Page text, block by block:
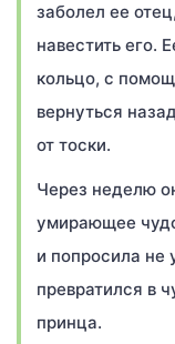
заболел ее
навестить его.
кольцо, с
вернуться
от тоски.
Через неделю
умирающее
и попросила не
превратился в
принца.